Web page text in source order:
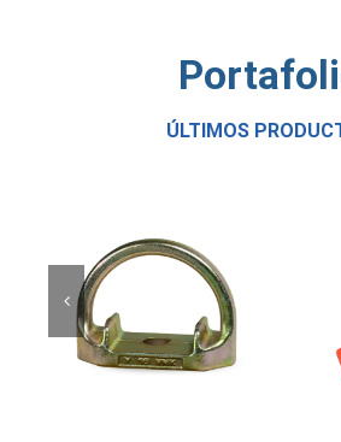
ÚLTIMOS
Cono Pvc C/Cinta
90 Cm
Añadir
Detalles
Cono